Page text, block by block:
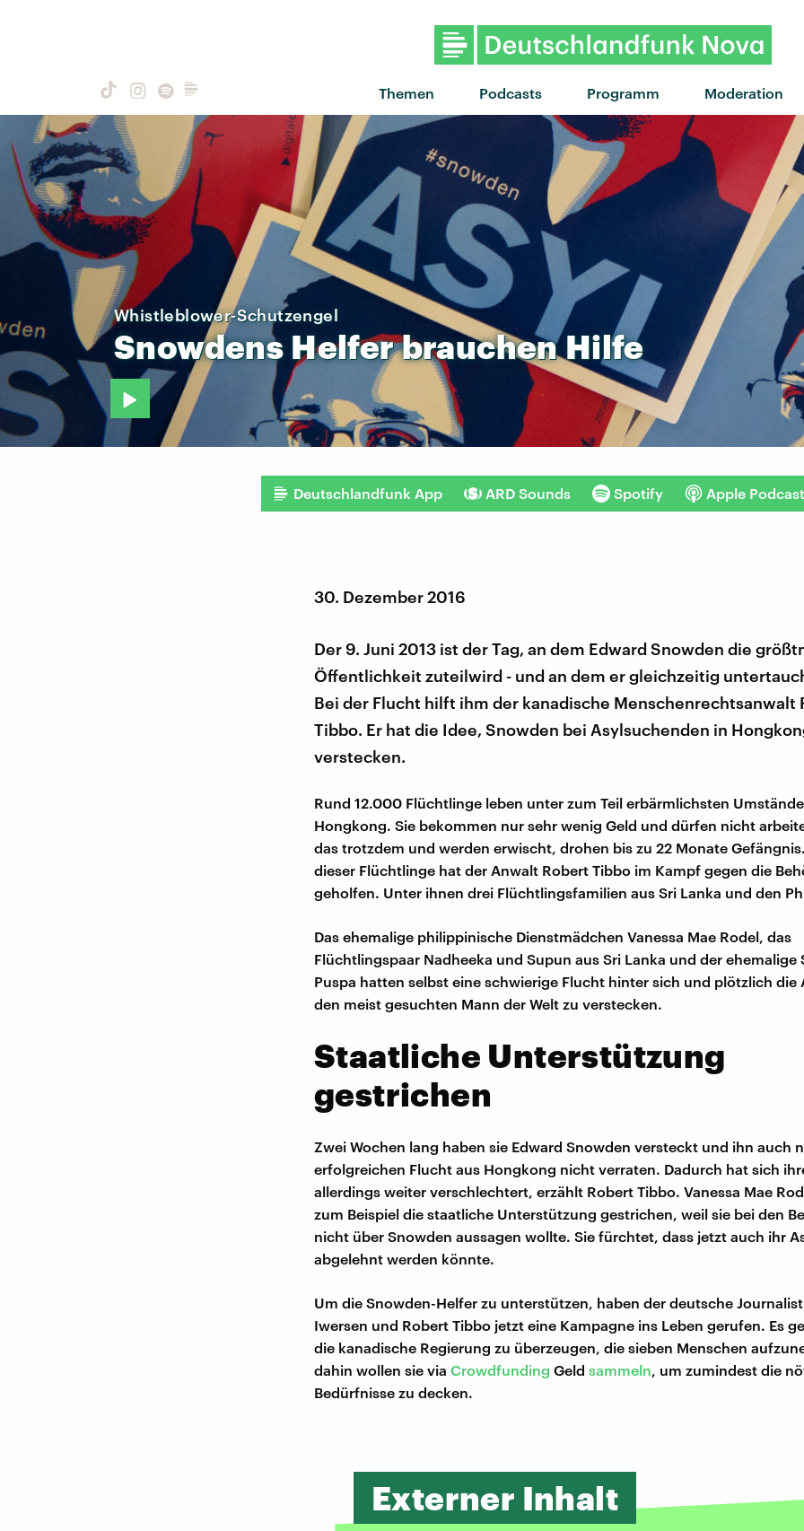
Themen Podcasts Programm Moderation
"Man of the House" von Skye
Whistleblower-Schutzengel
Snowdens Helferbrauchen Hilfe
Deutschlandfunk App ARD Sounds Spotify Apple
30. Dezember 2016
Der 9. Juni 2013 ist der Tag, an dem Edward Snowden die
Öffentlichkeit zuteilwird - und an dem er gleichzeitig
Bei der Flucht hilft ihm der kanadische Menschenrechtsanwalt
Tibbo. Er hat die Idee, Snowden bei Asylsuchenden in
verstecken.
Rund 12.000 Flüchtlinge leben unter zum Teil erbärmlichsten
Hongkong. Sie bekommen nur sehr wenig Geld und dürfen nicht
das trotzdem und werden erwischt, drohen bis zu 22 Monate
dieser Flüchtlinge hat der Anwalt Robert Tibbo im Kampf gegen die
geholfen. Unter ihnen drei Flüchtlingsfamilien aus Sri Lanka und den
Das ehemalige philippinische Dienstmädchen Vanessa Mae Rodel, das
Flüchtlingspaar Nadheeka und Supun aus Sri Lanka und der ehemalige
Puspa hatten selbst eine schwierige Flucht hinter sich und plötzlich die
den meist gesuchten Mann der Welt zu verstecken.
Staatliche Unterstützung
gestrichen
Zwei Wochen lang haben sie Edward Snowden versteckt und ihn auch
erfolgreichen Flucht aus Hongkong nicht verraten. Dadurch hat sich
allerdings weiter verschlechtert, erzählt Robert Tibbo. Vanessa Mae
zum Beispiel die staatliche Unterstützung gestrichen, weil sie bei den
nicht über Snowden aussagen wollte. Sie fürchtet, dass jetzt auch ihr
abgelehnt werden könnte.
Um die Snowden-Helfer zu unterstützen, haben der deutsche
Iwersen und Robert Tibbo jetzt eine Kampagne ins Leben gerufen. Es
die kanadische Regierung zu überzeugen, die sieben Menschen
dahin wollen sie via Crowdfunding Geld sammeln, um zumindest die
Bedürfnisse zu decken.
Externer Inhalt